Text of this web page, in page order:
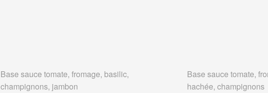
Base sauce tomate, fromage, basilic,
champignons, jambon
Base sauce tomate,
hachée, champignons